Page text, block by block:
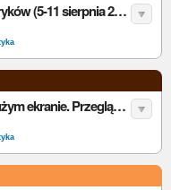
Program telewizyjny dla historyków (5-11 sierpnia 2013)
Powstanie warszawskie na dużym ekranie. Przegląd filmów